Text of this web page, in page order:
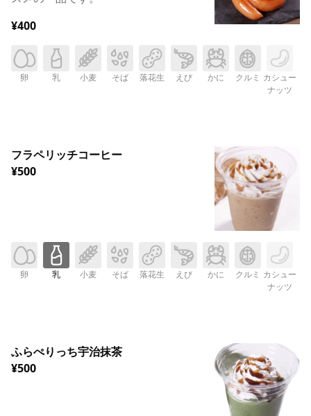
¥400
卵 乳 小麦 そば 落花生 えび かに クルミ カシュー
ナッツ
フラペリッチコーヒー
¥500
卵 乳 小麦 そば 落花生 えび かに クルミ カシュー
ナッツ
ふらぺりっち宇治抹茶
¥500